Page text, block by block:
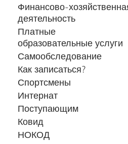
Финансово-
деятельность
Платные
образовательные услуги
Самообследование
Как записаться?
Спортсмены
Интернат
Поступающим
Ковид
НОКОД